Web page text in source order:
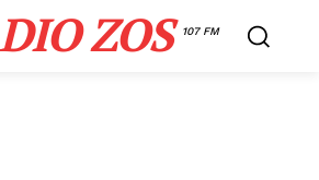
ZOS 107 FM